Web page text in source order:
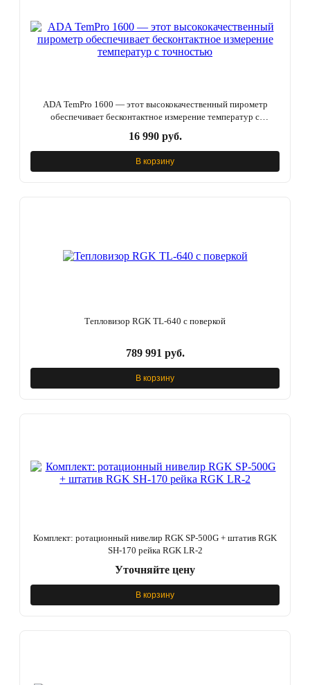
ADA TemPro 1600 — этот высококачественный пирометр
обеспечивает бесконтактное измерение температур с
16 990 руб.
В корзину
Тепловизор RGK TL-640 с поверкой
789 991 руб.
В корзину
Комплект: ротационный нивелир RGK SP-500G + штатив RGK
SH-170 рейка RGK LR-2
Уточняйте цену
В корзину